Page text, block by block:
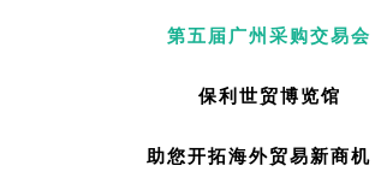
第五届广州采购交易会
保利世贸博览馆
助您开拓海外贸易新商机